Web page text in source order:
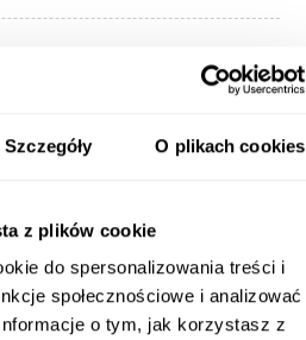
Szczegóły O plikach cookies
z plików cookie
do spersonalizowania treści i
społecznościowe i analizować
o tym, jak korzystasz z